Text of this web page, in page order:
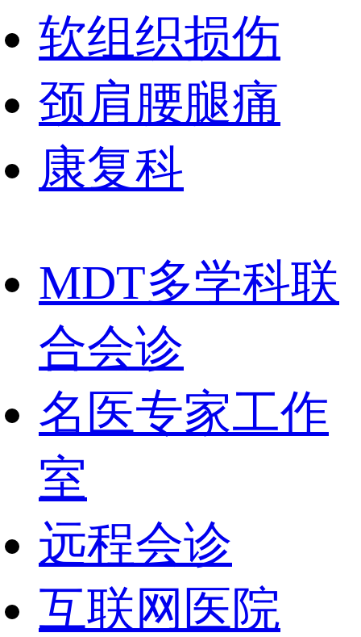
软组织损伤
颈肩腰腿痛
康复科
MDT多学科联
合会诊
名医专家工作
室
远程会诊
互联网医院